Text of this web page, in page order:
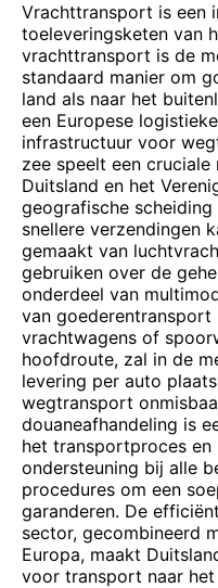
Vrachttransport is een
toeleveringsketen van
vrachttransport is de
standaard manier om
land als naar het
een Europese
infrastructuur voor
zee speelt een
Duitsland en het
geografische
snellere verzendingen
gemaakt van
gebruiken over de
onderdeel van
van
vrachtwagens of
hoofdroute, zal in de
levering per auto
wegtransport
douaneafhandeling is
het transportproces
ondersteuning bij alle
procedures om een
garanderen. De
sector, gecombineerd
Europa, maakt
voor transport naar het